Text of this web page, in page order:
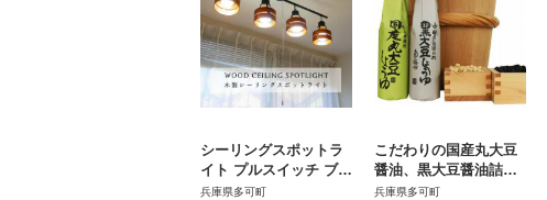
シーリングスポットラ
イト プルスイッチ ブラ
ウン×ブラック 天井照
兵庫県多可町
こだわりの国産丸大豆
醤油、黒大豆醤油詰め
合わせ 698
兵庫県多可町